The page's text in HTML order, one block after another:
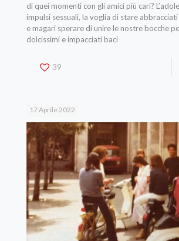
di quei momenti con gli amici più cari?
impulsi sessuali, la voglia di stare abbracciati
e magari sperare di unire le nostre bocche
dolcissimi e impacciati baci
39
17 Aprile 2022